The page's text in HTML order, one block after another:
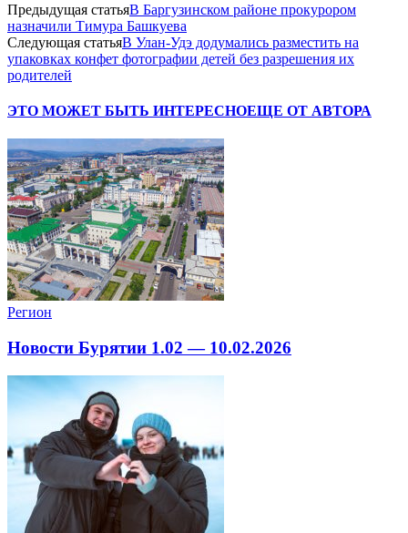
Предыдущая статьяВ Баргузинском районе прокурором
назначили Тимура Башкуева
Следующая статьяВ Улан-Удэ додумались разместить на
упаковках конфет фотографии детей без разрешения их
родителей
ЭТО МОЖЕТ БЫТЬ ИНТЕРЕСНОЕЩЕ ОТ АВТОРА
Регион
Новости Бурятии 1.02 — 10.02.2026